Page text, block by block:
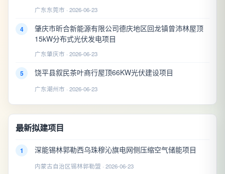
广东东莞市 · 2026-06-23
4
肇庆市昕合新能源有限公司德庆地区回龙镇曾沛林屋顶
15kW分布式光伏发电项目
广东肇庆市 · 2026-06-23
5 饶平县叙民茶叶商行屋顶66KW光伏建设项目
广东潮州市 · 2026-06-23
最新拟建项目
1 深能锡林郭勒西乌珠穆沁旗电网侧压缩空气储能项目
内蒙古自治区锡林郭勒盟 · 2026-06-23